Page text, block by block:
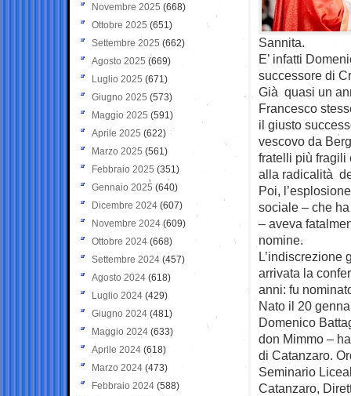
Sannita.
E’ infatti
successore di
Già quasi un
Francesco
il giusto
vescovo da
fratelli più fragili
alla radicalità
Poi,
sociale – che
– aveva
nomine.
L’indiscrezione
arrivata la
anni: fu
Nato il 20
Domenico
don Mimmo –
di Catanzaro.
Seminario
Catanzaro,
Novembre 2025 (668)
Ottobre 2025 (651)
Settembre 2025 (662)
Agosto 2025 (669)
Luglio 2025 (671)
Giugno 2025 (573)
Maggio 2025 (591)
Aprile 2025 (622)
Marzo 2025 (561)
Febbraio 2025 (351)
Gennaio 2025 (640)
Dicembre 2024 (607)
Novembre 2024(609)
Ottobre 2024 (668)
Settembre 2024 (457)
Agosto 2024 (618)
Luglio 2024 (429)
Giugno 2024 (481)
Maggio 2024 (633)
Aprile 2024 (618)
Marzo 2024 (473)
Febbraio 2024 (588)